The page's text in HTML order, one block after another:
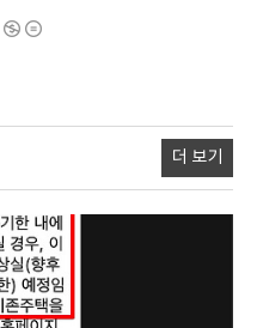
더 보기